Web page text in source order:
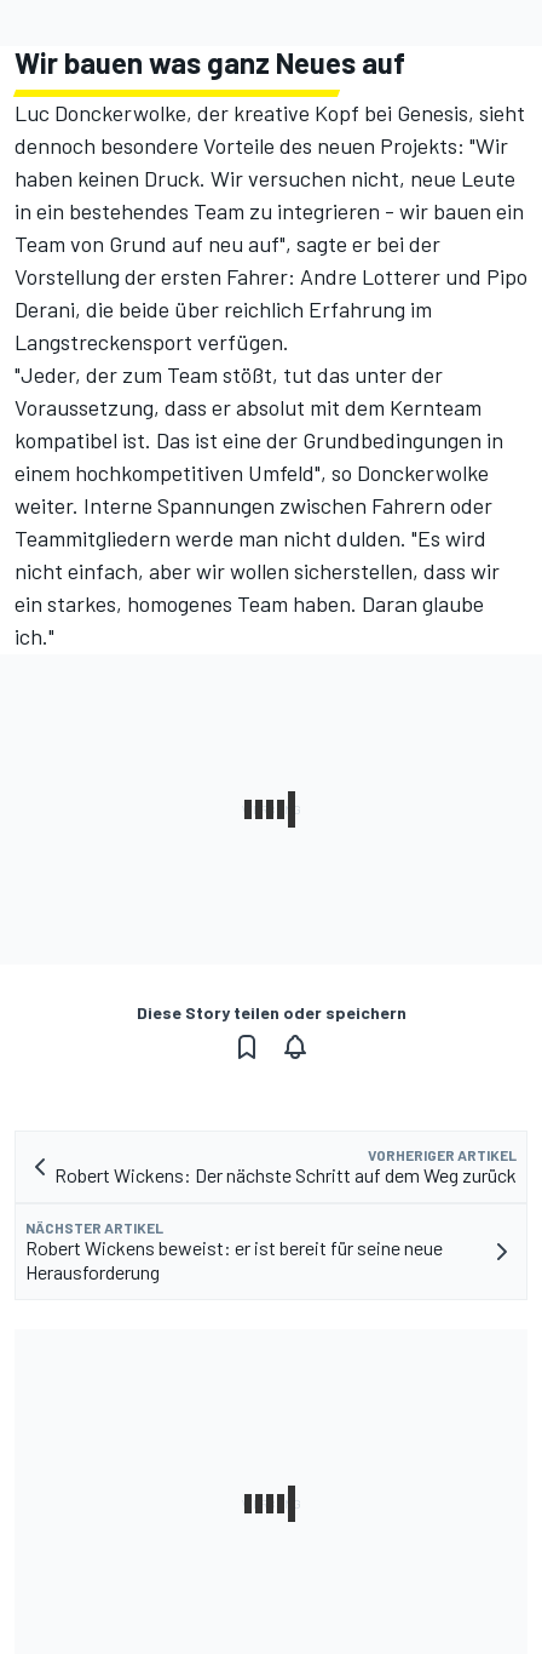
Wir bauen was ganz Neues auf
Luc Donckerwolke, der kreative Kopf bei Genesis, sieht
dennoch besondere Vorteile des neuen Projekts: "Wir
haben keinen Druck. Wir versuchen nicht, neue Leute
in ein bestehendes Team zu integrieren - wir bauen ein
Team von Grund auf neu auf", sagte er bei der
Vorstellung der ersten Fahrer: Andre Lotterer und Pipo
Derani, die beide über reichlich Erfahrung im
Langstreckensport verfügen.
"Jeder, der zum Team stößt, tut das unter der
Voraussetzung, dass er absolut mit dem Kernteam
kompatibel ist. Das ist eine der Grundbedingungen in
einem hochkompetitiven Umfeld", so Donckerwolke
weiter. Interne Spannungen zwischen Fahrern oder
Teammitgliedern werde man nicht dulden. "Es wird
nicht einfach, aber wir wollen sicherstellen, dass wir
ein starkes, homogenes Team haben. Daran glaube
ich."
Diese Story teilen oder speichern
VORHERIGER ARTIKEL
Robert Wickens: Der nächste Schritt auf dem Weg zurück
NÄCHSTER ARTIKEL
Robert Wickens beweist: er ist bereit für seine neue
Herausforderung